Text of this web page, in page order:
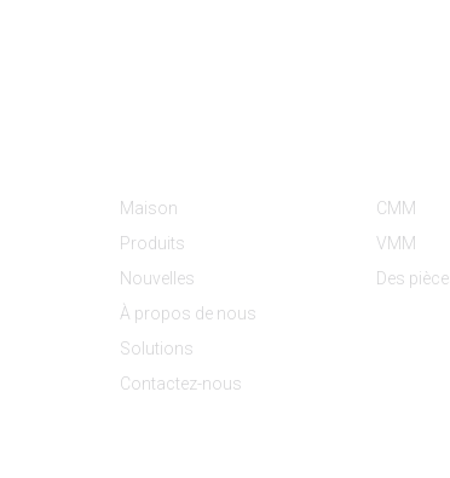
Maison
Produits
Nouvelles
À propos de nous
Solutions
Contactez-nous
CMM
VMM
Des